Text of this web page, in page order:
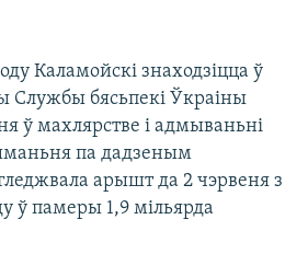
Каламойскі знаходзіцца ў
Службы бясьпекі Ўкраіны
ў махлярстве і адмываньні
па дадзеным
арышт да 2 чэрвеня з
ў памеры 1,9 мільярда